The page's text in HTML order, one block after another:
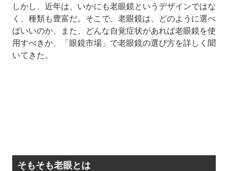
しかし、近年は、いかにも老眼鏡というデザインではな
く、種類も豊富だ。そこで、老眼鏡は、どのように選べ
ばいいのか、また、どんな自覚症状があれば老眼鏡を使
用すべきか、「眼鏡市場」で老眼鏡の選び方を詳しく聞
いてきた。
そもそも老眼とは